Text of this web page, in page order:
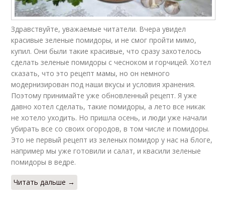
Здравствуйте, уважаемые читатели. Вчера увидел
красивые зеленые помидоры, и не смог пройти мимо,
купил. Они были такие красивые, что сразу захотелось
сделать зеленые помидоры с чесноком и горчицей. Хотел
сказать, что это рецепт мамы, но он немного
модернизирован под наши вкусы и условия хранения.
Поэтому принимайте уже обновленный рецепт. Я уже
давно хотел сделать, такие помидоры, а лето все никак
не хотело уходить. Но пришла осень, и люди уже начали
убирать все со своих огородов, в том числе и помидоры.
Это не первый рецепт из зеленых помидор у нас на блоге,
например мы уже готовили и салат, и квасили зеленые
помидоры в ведре.
Читать дальше →